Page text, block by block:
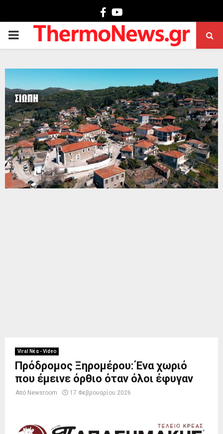
Facebook
PRIMARY
Viral Νέα - Video
Πρόδρομος Ξηρομέρου: Ένα χωριό
που έμεινε όρθιο όταν όλοι έφυγαν
Από Newsroom 17 Φεβρουαρίου 2026